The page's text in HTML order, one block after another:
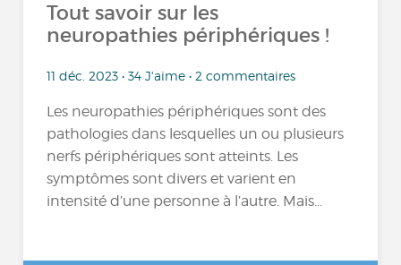
Tout savoir sur les
neuropathies périphériques !
11 déc. 2023 • 34 J'aime • 2 commentaires
Les neuropathies périphériques sont des
pathologies dans lesquelles un ou plusieurs
nerfs périphériques sont atteints. Les
symptômes sont divers et varient en
intensité d’une personne à l’autre. Mais...